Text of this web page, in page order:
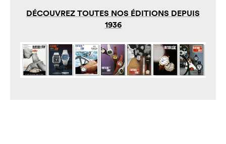
DÉCOUVREZ TOUTES NOS ÉDITIONS DEPUIS
1936